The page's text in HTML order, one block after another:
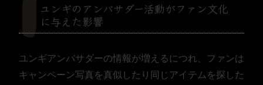
ユンギのアンバサダー活動がファン文化
に与えた影響
ユンギアンバサダーの情報が増えるにつれ、ファンは
キャンペーン写真を真似したり同じアイテムを探した